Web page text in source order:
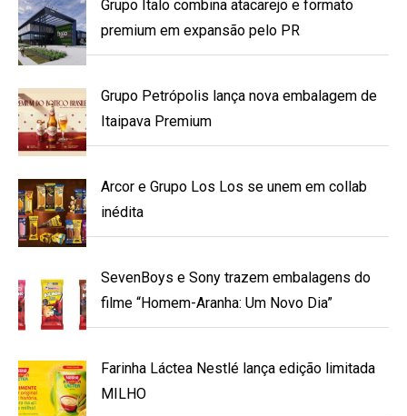
Grupo Ítalo combina atacarejo e formato
premium em expansão pelo PR
Grupo Petrópolis lança nova embalagem de
Itaipava Premium
Arcor e Grupo Los Los se unem em collab
inédita
SevenBoys e Sony trazem embalagens do
filme “Homem-Aranha: Um Novo Dia”
Farinha Láctea Nestlé lança edição limitada
MILHO